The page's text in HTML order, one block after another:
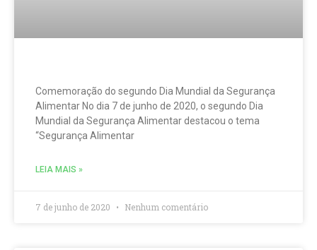
Comemoração do segundo Dia Mundial da Segurança
Alimentar No dia 7 de junho de 2020, o segundo Dia
Mundial da Segurança Alimentar destacou o tema
“Segurança Alimentar
LEIA MAIS »
7 de junho de 2020 Nenhum comentário